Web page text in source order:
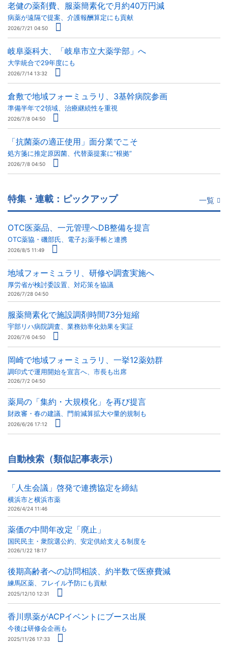
老健の薬剤費、服薬簡素化で月約40万円減
病薬が遠隔で提案、介護報酬算定にも貢献
2026/7/21 04:50
岐阜薬科大、「岐阜市立大薬学部」へ
大学統合で29年度にも
2026/7/14 13:32
倉敷で地域フォーミュラリ、3基幹病院参画
準備半年で2領域、治療継続性を重視
2026/7/8 04:50
「抗菌薬の適正使用」面分業でこそ
処方箋に推定原因菌、代替薬提案に“根拠”
2026/7/8 04:50
特集・連載：ピックアップ 一覧
OTC医薬品、一元管理へDB整備を提言
OTC薬協・磯部氏、電子お薬手帳と連携
2026/8/5 11:49
地域フォーミュラリ、研修や調査実施へ
厚労省が検討委設置、対応策を協議
2026/7/28 04:50
服薬簡素化で施設調剤時間73分短縮
宇部リハ病院調査、業務効率化効果を実証
2026/7/6 04:50
岡崎で地域フォーミュラリ、一挙12薬効群
調印式で運用開始を宣言へ、市長も出席
2026/7/2 04:50
薬局の「集約・大規模化」を再び提言
財政審・春の建議、門前減算拡大や量的規制も
2026/6/26 17:12
自動検索（類似記事表示）
「人生会議」啓発で連携協定を締結
横浜市と横浜市薬
2026/4/24 11:46
薬価の中間年改定「廃止」
国民民主・衆院選公約、安定供給支える制度を
2026/1/22 18:17
後期高齢者への訪問相談、約半数で医療費減
練馬区薬、フレイル予防にも貢献
2025/12/10 12:31
香川県薬がACPイベントにブース出展
今後は研修会企画も
2025/11/26 17:33